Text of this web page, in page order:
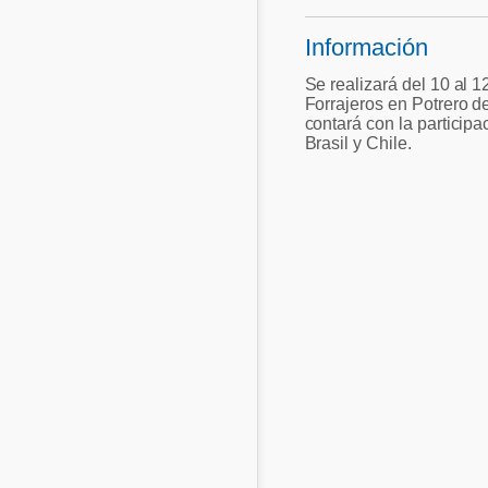
Avicultura
Porcicultura
Comunidades en portugués
Micotoxinas
Avicultura
Información
Se realizará del 10 al
Forrajeros en Potrero
contará con la
Brasil y Chile.